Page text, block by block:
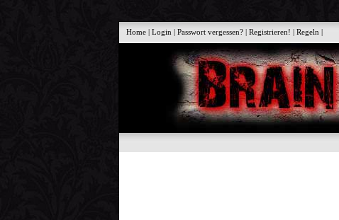
Home |Login |Passwort vergessen? |Registrieren! |Regeln |